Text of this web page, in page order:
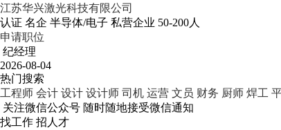
江苏华兴激光科技有限公司
认证 名企 半导体/电子 私营企业 50-200人
申请职位
纪经理
2026-08-04
热门搜索
工程师 会计 设计 设计师 司机 运营 文员 财务 厨师 焊工
关注微信公众号 随时随地接受微信通知
找工作 招人才